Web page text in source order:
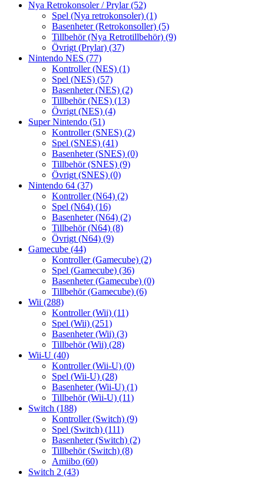
Nya Retrokonsoler / Prylar(52)
Spel (Nya retrokonsoler) (1)
Basenheter (Retrokonsoller) (5)
Tillbehör (Nya Retrotillbehör) (9)
Övrigt (Prylar) (37)
Nintendo NES (77)
Kontroller (NES) (1)
Spel (NES) (57)
Basenheter (NES) (2)
Tillbehör (NES) (13)
Övrigt (NES) (4)
Super Nintendo (51)
Kontroller (SNES) (2)
Spel (SNES) (41)
Basenheter (SNES) (0)
Tillbehör (SNES) (9)
Övrigt (SNES) (0)
Nintendo 64 (37)
Kontroller (N64) (2)
Spel (N64) (16)
Basenheter (N64) (2)
Tillbehör (N64) (8)
Övrigt (N64) (9)
Gamecube (44)
Kontroller (Gamecube) (2)
Spel (Gamecube) (36)
Basenheter (Gamecube) (0)
Tillbehör (Gamecube) (6)
Wii (288)
Kontroller (Wii) (11)
Spel (Wii) (251)
Basenheter (Wii) (3)
Tillbehör (Wii) (28)
Wii-U (40)
Kontroller (Wii-U) (0)
Spel (Wii-U) (28)
Basenheter (Wii-U) (1)
Tillbehör (Wii-U) (11)
Switch (188)
Kontroller (Switch) (9)
Spel (Switch) (111)
Basenheter (Switch) (2)
Tillbehör (Switch) (8)
Amiibo (60)
Switch 2 (43)